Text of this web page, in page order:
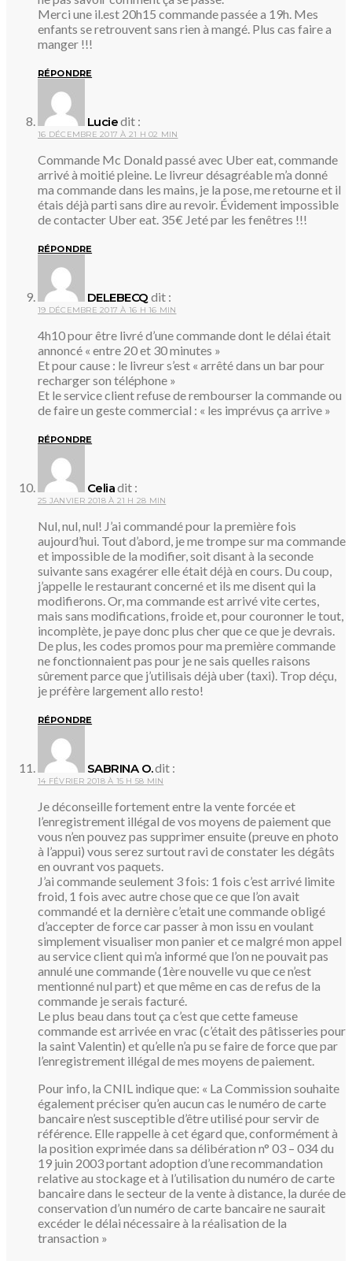
Merci une il.est 20h15 commande passée a 19h. Mes
enfants se retrouvent sans rien à mangé. Plus cas faire a
manger !!!
RÉPONDRE
Luciedit :
16 DÉCEMBRE 2017 À 21 H 02 MIN
Commande Mc Donald passé avec Uber eat, commande
arrivé à moitié pleine. Le livreur désagréable m’a donné
ma commande dans les mains, je la pose, me retourne et il
étais déjà parti sans dire au revoir. Évidement impossible
de contacter Uber eat. 35€ Jeté par les fenêtres !!!
RÉPONDRE
DELEBECQ dit :
19 DÉCEMBRE 2017 À 16 H 16 MIN
4h10 pour être livré d’une commande dont le délai était
annoncé « entre 20 et 30 minutes »
Et pour cause : le livreur s’est « arrêté dans un bar pour
recharger son téléphone »
Et le service client refuse de rembourser la commande ou
de faire un geste commercial : « les imprévus ça arrive »
RÉPONDRE
Celiadit :
25 JANVIER 2018 À 21 H 28 MIN
Nul, nul, nul! J’ai commandé pour la première fois
aujourd’hui. Tout d’abord, je me trompe sur ma commande
et impossible de la modifier, soit disant à la seconde
suivante sans exagérer elle était déjà en cours. Du coup,
j’appelle le restaurant concerné et ils me disent qui la
modifierons. Or, ma commande est arrivé vite certes,
mais sans modifications, froide et, pour couronner le tout,
incomplète, je paye donc plus cher que ce que je devrais.
De plus, les codes promos pour ma première commande
ne fonctionnaient pas pour je ne sais quelles raisons
sûrement parce que j’utilisais déjà uber (taxi). Trop déçu,
je préfère largement allo resto!
RÉPONDRE
SABRINA O.dit :
14 FÉVRIER 2018 À 15 H 58 MIN
Je déconseille fortement entre la vente forcée et
l’enregistrement illégal de vos moyens de paiement que
vous n’en pouvez pas supprimer ensuite (preuve en photo
à l’appui) vous serez surtout ravi de constater les dégâts
en ouvrant vos paquets.
J’ai commande seulement 3 fois: 1 fois c’est arrivé limite
froid, 1 fois avec autre chose que ce que l’on avait
commandé et la dernière c’etait une commande obligé
d’accepter de force car passer à mon issu en voulant
simplement visualiser mon panier et ce malgré mon appel
au service client qui m’a informé que l’on ne pouvait pas
annulé une commande (1ère nouvelle vu que ce n’est
mentionné nul part) et que même en cas de refus de la
commande je serais facturé.
Le plus beau dans tout ça c’est que cette fameuse
commande est arrivée en vrac (c’était des pâtisseries pour
la saint Valentin) et qu’elle n’a pu se faire de force que par
l’enregistrement illégal de mes moyens de paiement.
Pour info, la CNIL indique que: « La Com­mis­sion sou­haite
égale­ment pré­ci­ser qu’en aucun cas le numéro de carte
ban­caire n’est sus­cep­tible d’être uti­lisé pour ser­vir de
réfé­rence. Elle rap­pelle à cet égard que, confor­mé­ment à
la posi­tion expri­mée dans sa déli­bé­ra­tion n° 03 – 034 du
19 juin 2003 por­tant adop­tion d’une recom­man­da­tion
rela­tive au sto­ckage et à l’utilisation du numéro de carte
ban­caire dans le sec­teur de la vente à dis­tance, la durée de
conser­va­tion d’un numéro de carte ban­caire ne sau­rait
excé­der le délai néces­saire à la réa­li­sa­tion de la
transaction »